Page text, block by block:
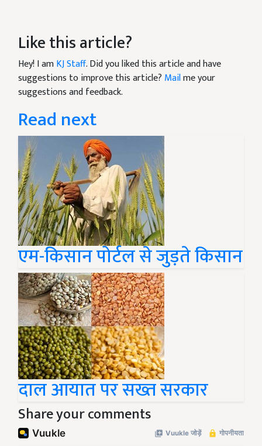
Like this article?
Hey! I amKJ Staff. Did you liked this article and have
suggestions to improve this article? Mailme your
suggestions and feedback.
Read next
एम-किसान पोर्टल से जुड़ते किसान
दाल आयात पर सख्त सरकार
Share your comments